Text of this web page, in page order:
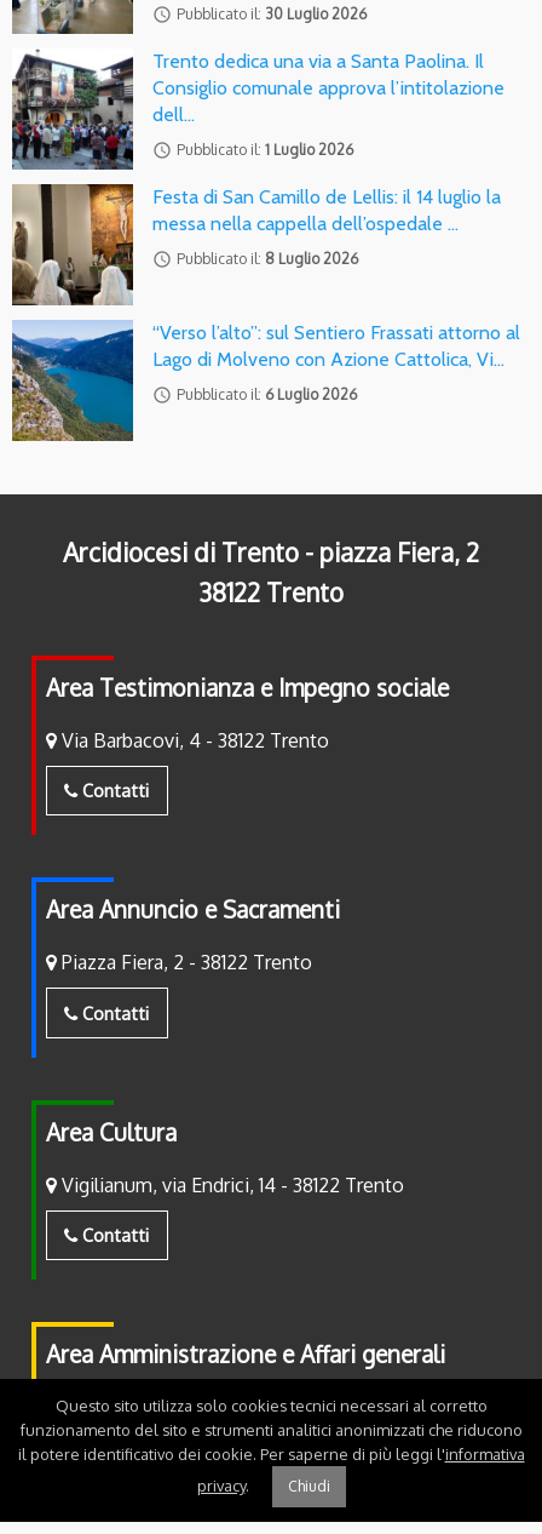
access_time Pubblicato il: 30 Luglio 2026
Trento dedica una via a Santa Paolina. Il
Consiglio comunale approva l’intitolazione
dell…
access_time Pubblicato il: 1 Luglio 2026
Festa di San Camillo de Lellis: il 14 luglio la
messa nella cappella dell’ospedale …
access_time Pubblicato il: 8 Luglio 2026
“Verso l’alto”: sul Sentiero Frassati attorno al
Lago di Molveno con Azione Cattolica, Vi…
access_time Pubblicato il: 6 Luglio 2026
Arcidiocesi di Trento - piazza Fiera, 2
38122 Trento
Area Testimonianza e Impegno sociale
Via Barbacovi, 4 - 38122 Trento
Contatti
Area Annuncio e Sacramenti
Piazza Fiera, 2 - 38122 Trento
Contatti
Area Cultura
Vigilianum, via Endrici, 14 - 38122 Trento
Contatti
Area Amministrazione e Affari generali
Piazza Fiera, 2 - 38122 Trento
Contatti
Questo sito utilizza solo cookies tecnici necessari al corretto
funzionamento del sito e strumenti analitici anonimizzati che riducono
il potere identificativo dei cookie. Per saperne di più leggi l'informativa
privacy. Chiudi